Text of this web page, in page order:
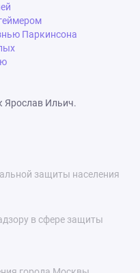
Паркинсона
Ярослав Ильич.
защиты населения
в сфере защиты